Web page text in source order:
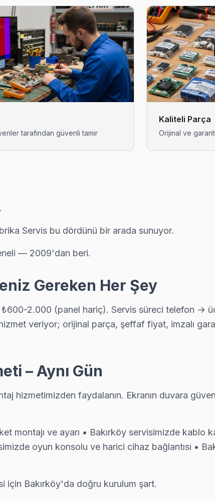
Bakırköy servisimizde bu arızaları genellikle aynı gün
adresine aynı gün geliyor, teşhis ücretsiz.
pazar ve resmi tatilde de normal ücret tarifesiyle çalışıyor.
Ekibimiz orijinal yedek parça ile geliyor, çoğu arıza yerinde
WhatsApp veya web formundan — ekibimiz 90 dakika içinde
teknik ekibimiz 1-2 saat içinde ulaşıyor, arıza tespiti
anakart düzeyinde arızayı yerinde teşhis ediyor.
tarafından güvenli tamir
Kaliteli Parça
Orijinal ve
Servis bu dördünü bir arada sunuyor.
— 2009'dan beri.
Gereken Her Şey
₺600-2.000 (panel hariç). Servis süreci telefon
veriyor; orijinal parça, şeffaf fiyat, imzalı
– Aynı Gün
hizmetimizden faydalanın. Ekranın duvara
montajı ve ayarı • Bakırköy servisimizde kablo
oyun konsolu ve harici cihaz bağlantısı •
için Bakırköy'da doğru kurulum şart.